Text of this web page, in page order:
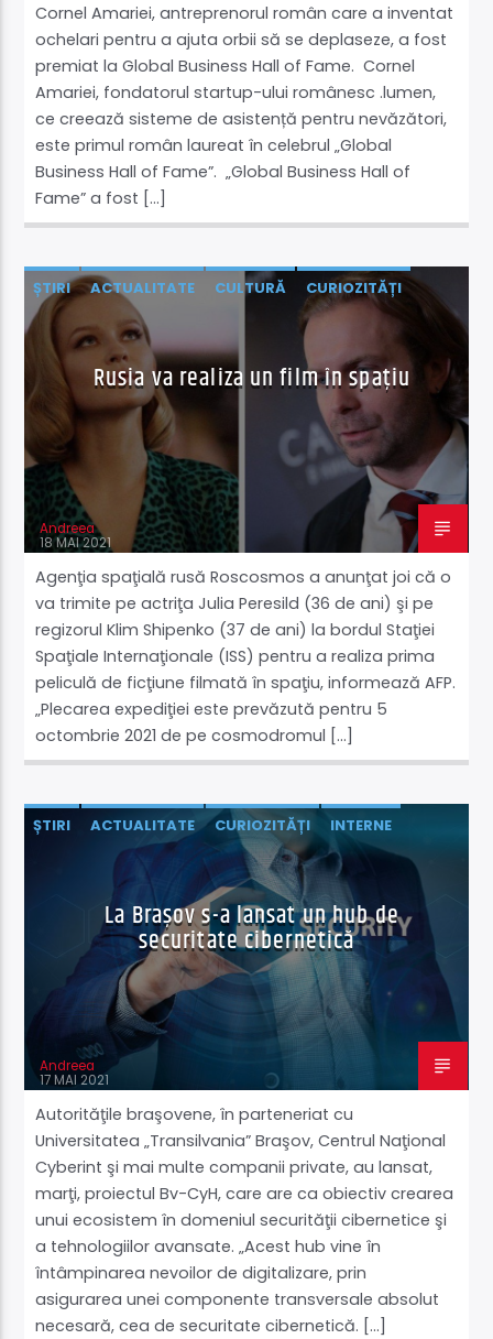
Cornel Amariei, antreprenorul român care a inventat
ochelari pentru a ajuta orbii să se deplaseze, a fost
premiat la Global Business Hall of Fame. Cornel
Amariei, fondatorul startup-ului românesc .lumen,
ce creează sisteme de asistență pentru nevăzători,
este primul român laureat în celebrul „Global
Business Hall of Fame”. „Global Business Hall of
Fame” a fost […]
ȘTIRI ACTUALITATE CULTURĂ
CURIOZITĂȚI
EXTERNE
ȘTIINȚĂ ŞI TEHNOLOGIE
Rusia va realiza un film în spațiu
Andreea
18 MAI 2021
Agenţia spaţială rusă Roscosmos a anunţat joi că o
va trimite pe actriţa Julia Peresild (36 de ani) şi pe
regizorul Klim Shipenko (37 de ani) la bordul Staţiei
Spaţiale Internaţionale (ISS) pentru a realiza prima
peliculă de ficţiune filmată în spaţiu, informează AFP.
„Plecarea expediţiei este prevăzută pentru 5
octombrie 2021 de pe cosmodromul […]
ȘTIRI ACTUALITATE CURIOZITĂȚI
INTERNE
ȘTIINȚĂ ŞI TEHNOLOGIE
SUPERȘTIREA ZILEI
La Brașov s-a lansat un hub de
securitate cibernetică
Andreea
17 MAI 2021
Autorităţile braşovene, în parteneriat cu
Universitatea „Transilvania” Braşov, Centrul Naţional
Cyberint şi mai multe companii private, au lansat,
marţi, proiectul Bv-CyH, care are ca obiectiv crearea
unui ecosistem în domeniul securităţii cibernetice şi
a tehnologiilor avansate. „Acest hub vine în
întâmpinarea nevoilor de digitalizare, prin
asigurarea unei componente transversale absolut
necesară, cea de securitate cibernetică. […]